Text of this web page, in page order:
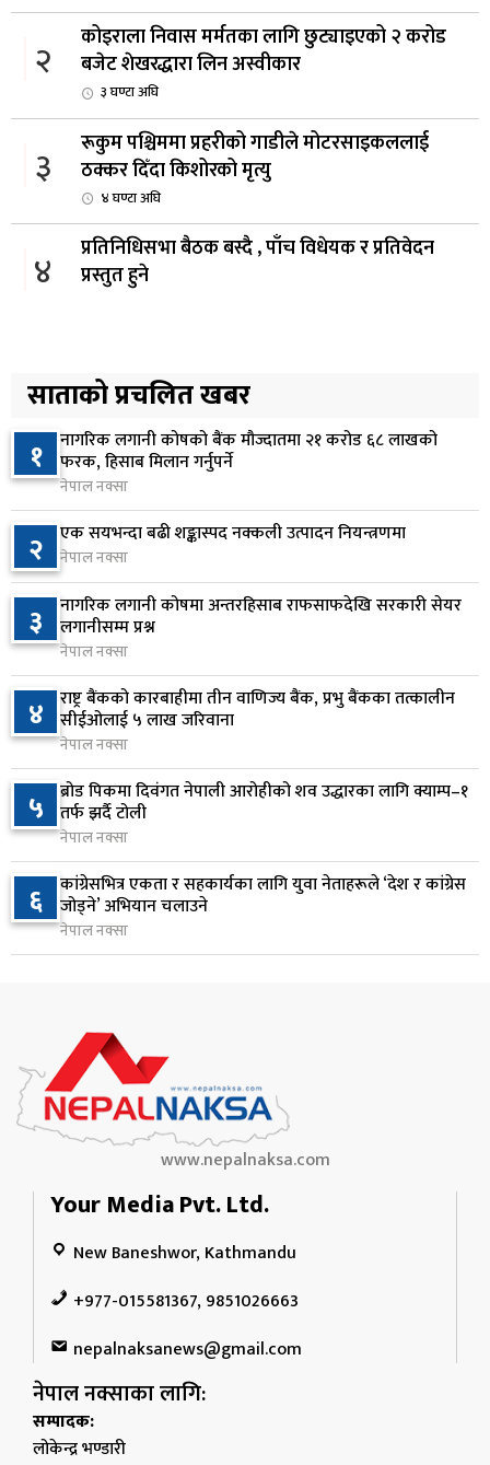
२
कोइराला निवास मर्मतका लागि छुट्याइएको २ करोड
बजेट शेखरद्धारा लिन अस्वीकार
३ घण्टा अघि
३
रूकुम पश्चिममा प्रहरीको गाडीले मोटरसाइकललाई
ठक्कर दिँदा किशोरको मृत्यु
४ घण्टा अघि
४
प्रतिनिधिसभा बैठक बस्दै , पाँच विधेयक र प्रतिवेदन
प्रस्तुत हुने
५
सर्‍यो
४ घण्टा अघि
६
वीरगञ्जमा ट्यांकरको सिल खोलेर तेल निकाल्ने सात जना
रंगेहात पक्राउ
४ घण्टा अघि
७
जन्मसिद्ध नागरिकता कडा बनाउने ट्रम्पको नयाँ प्रयास, दुई
कार्यकारी आदेश जारी
५ घण्टा अघि
८ राप्रपाको निर्णय: बागमती प्रदेश सरकारमा सहभागी नहुने
५ घण्टा अघि
९
२५० रुपैयाँको सामान किन्दा कञ्चनपुरका उपभोक्ताले
जिते १० लाख
५ घण्टा अघि
१०
माछापुच्छ्रे बैंकको ‘एम–स्मार्ट’बाटै करदाता प्रोत्साहन
उपहार कार्यक्रममा सहभागी हुने सुविधा
५ घण्टा अघि
साताको प्रचलित खबर
१ नागरिक लगानी कोषको बैंक मौज्दातमा २१ करोड ६८ लाखको
फरक, हिसाब मिलान गर्नुपर्ने
नेपाल नक्सा
२ एक सयभन्दा बढी शङ्कास्पद नक्कली उत्पादन नियन्त्रणमा
नेपाल नक्सा
३ नागरिक लगानी कोषमा अन्तरहिसाब राफसाफदेखि सरकारी सेयर
लगानीसम्म प्रश्न
नेपाल नक्सा
४ राष्ट्र बैंकको कारबाहीमा तीन वाणिज्य बैंक, प्रभु बैंकका तत्कालीन
सीईओलाई ५ लाख जरिवाना
नेपाल नक्सा
५ ब्रोड पिकमा दिवंगत नेपाली आरोहीको शव उद्धारका लागि क्याम्प–१
तर्फ झर्दै टोली
नेपाल नक्सा
६ कांग्रेसभित्र एकता र सहकार्यका लागि युवा नेताहरूले ‘देश र कांग्रेस
जोड्ने’ अभियान चलाउने
नेपाल नक्सा
www.nepalnaksa.com
Your Media Pvt. Ltd.
New Baneshwor, Kathmandu
+977-015581367, 9851026663
nepalnaksanews@gmail.com
नेपाल नक्साका लागि:
सम्पादक:
लोकेन्द्र भण्डारी